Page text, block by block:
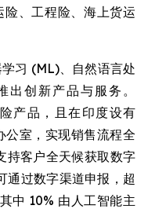
、工程险、海上货运
习 (ML)、自然语言处
创新产品与服务。
产品，且在印度设有
室，实现销售流程全
持客户全天候获取数字
通过数字渠道申报，超
中 10% 由人工智能主